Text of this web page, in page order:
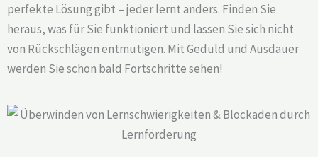
perfekte Lösung gibt – jeder lernt anders. Finden Sie
heraus, was für Sie funktioniert und lassen Sie sich nicht
von Rückschlägen entmutigen. Mit Geduld und Ausdauer
werden Sie schon bald Fortschritte sehen!